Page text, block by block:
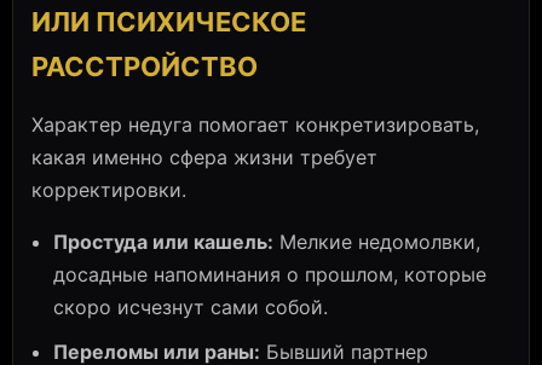
ИЛИ ПСИХИЧЕСКОЕ
РАССТРОЙСТВО
Характер недуга помогает конкретизировать,
какая именно сфера жизни требует
корректировки.
Простуда или кашель: Мелкие недомолвки,
досадные напоминания о прошлом, которые
скоро исчезнут сами собой.
Переломы или раны: Бывший партнер